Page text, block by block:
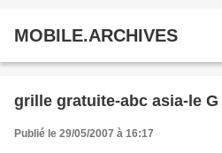
MOBILE.ARCHIVES
grille gratuite-abc asia-le G
Publié le 29/05/2007 à 16:17